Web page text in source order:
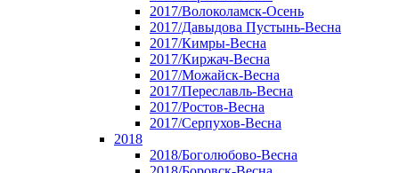
2017/Волоколамск-Осень
2017/Давыдова Пустынь-Весна
2017/Кимры-Весна
2017/Киржач-Весна
2017/Можайск-Весна
2017/Переславль-Весна
2017/Ростов-Весна
2017/Серпухов-Весна
2018
2018/Боголюбово-Весна